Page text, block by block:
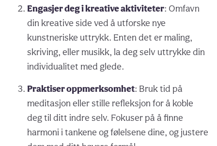
Engasjer deg i kreative aktiviteter: Omfavn
din kreative side ved å utforske nye
kunstneriske uttrykk. Enten det er maling,
skriving, eller musikk, la deg selv uttrykke din
individualitet med glede.
Praktiser oppmerksomhet: Bruk tid på
meditasjon eller stille refleksjon for å koble
deg til ditt indre selv. Fokuser på å finne
harmoni i tankene og følelsene dine, og justere